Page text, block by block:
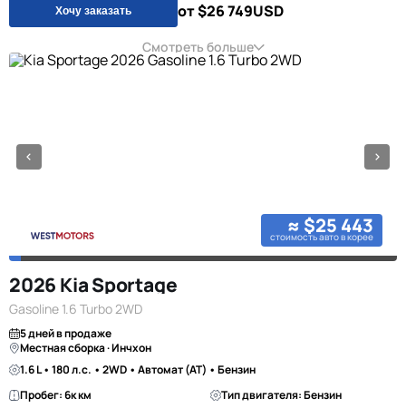
Хочу заказать от $26 749USD
Смотреть больше
≈ $25 443
стоимость авто в корее
2026 Kia Sportage
Gasoline 1.6 Turbo 2WD
5 дней в продаже
Местная сборка · Инчхон
1.6 L • 180 л.с. • 2WD • Автомат (AT) • Бензин
Пробег: 6к км
Тип двигателя: Бензин